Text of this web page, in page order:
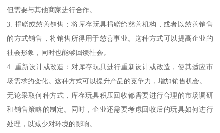
但需要与其他商家进行合作。
3. 捐赠或慈善销售：将库存玩具捐赠给慈善机构，或者以慈善销售
的方式销售，将销售所得用于慈善事业。这种方式可以提高企业的
社会形象，同时也能够回馈社会。
4. 重新设计或改造：对库存玩具进行重新设计或改造，使其适应市
场需求的变化。这种方式可以提升产品的竞争力，增加销售机会。
无论采取何种方式，库存玩具积压回收都需要进行合理的市场调研
和销售策略的制定。同时，企业还需要考虑回收后的玩具如何进行
处理，以减少对环境的影响。